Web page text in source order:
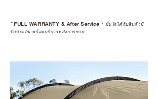
*FULL WARRANTY & After Service * มั่นใจได้กับสินค้ามี
รับประกัน พร้อมบริการหลังการขาย